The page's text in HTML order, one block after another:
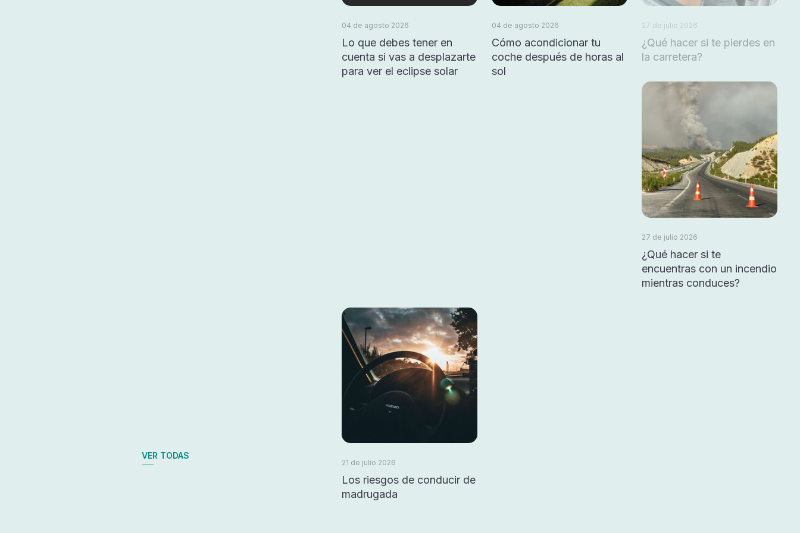
VER TODAS
04 de agosto 2026
Lo que debes tener en
cuenta si vas a desplazarte
para ver el eclipse solar
04 de agosto 2026
Cómo acondicionar tu
coche después de horas al
sol
27 de julio 2026
¿Qué hacer si te pierdes en
la carretera?
27 de julio 2026
¿Qué hacer si te
encuentras con un incendio
mientras conduces?
21 de julio 2026
Los riesgos de conducir de
madrugada